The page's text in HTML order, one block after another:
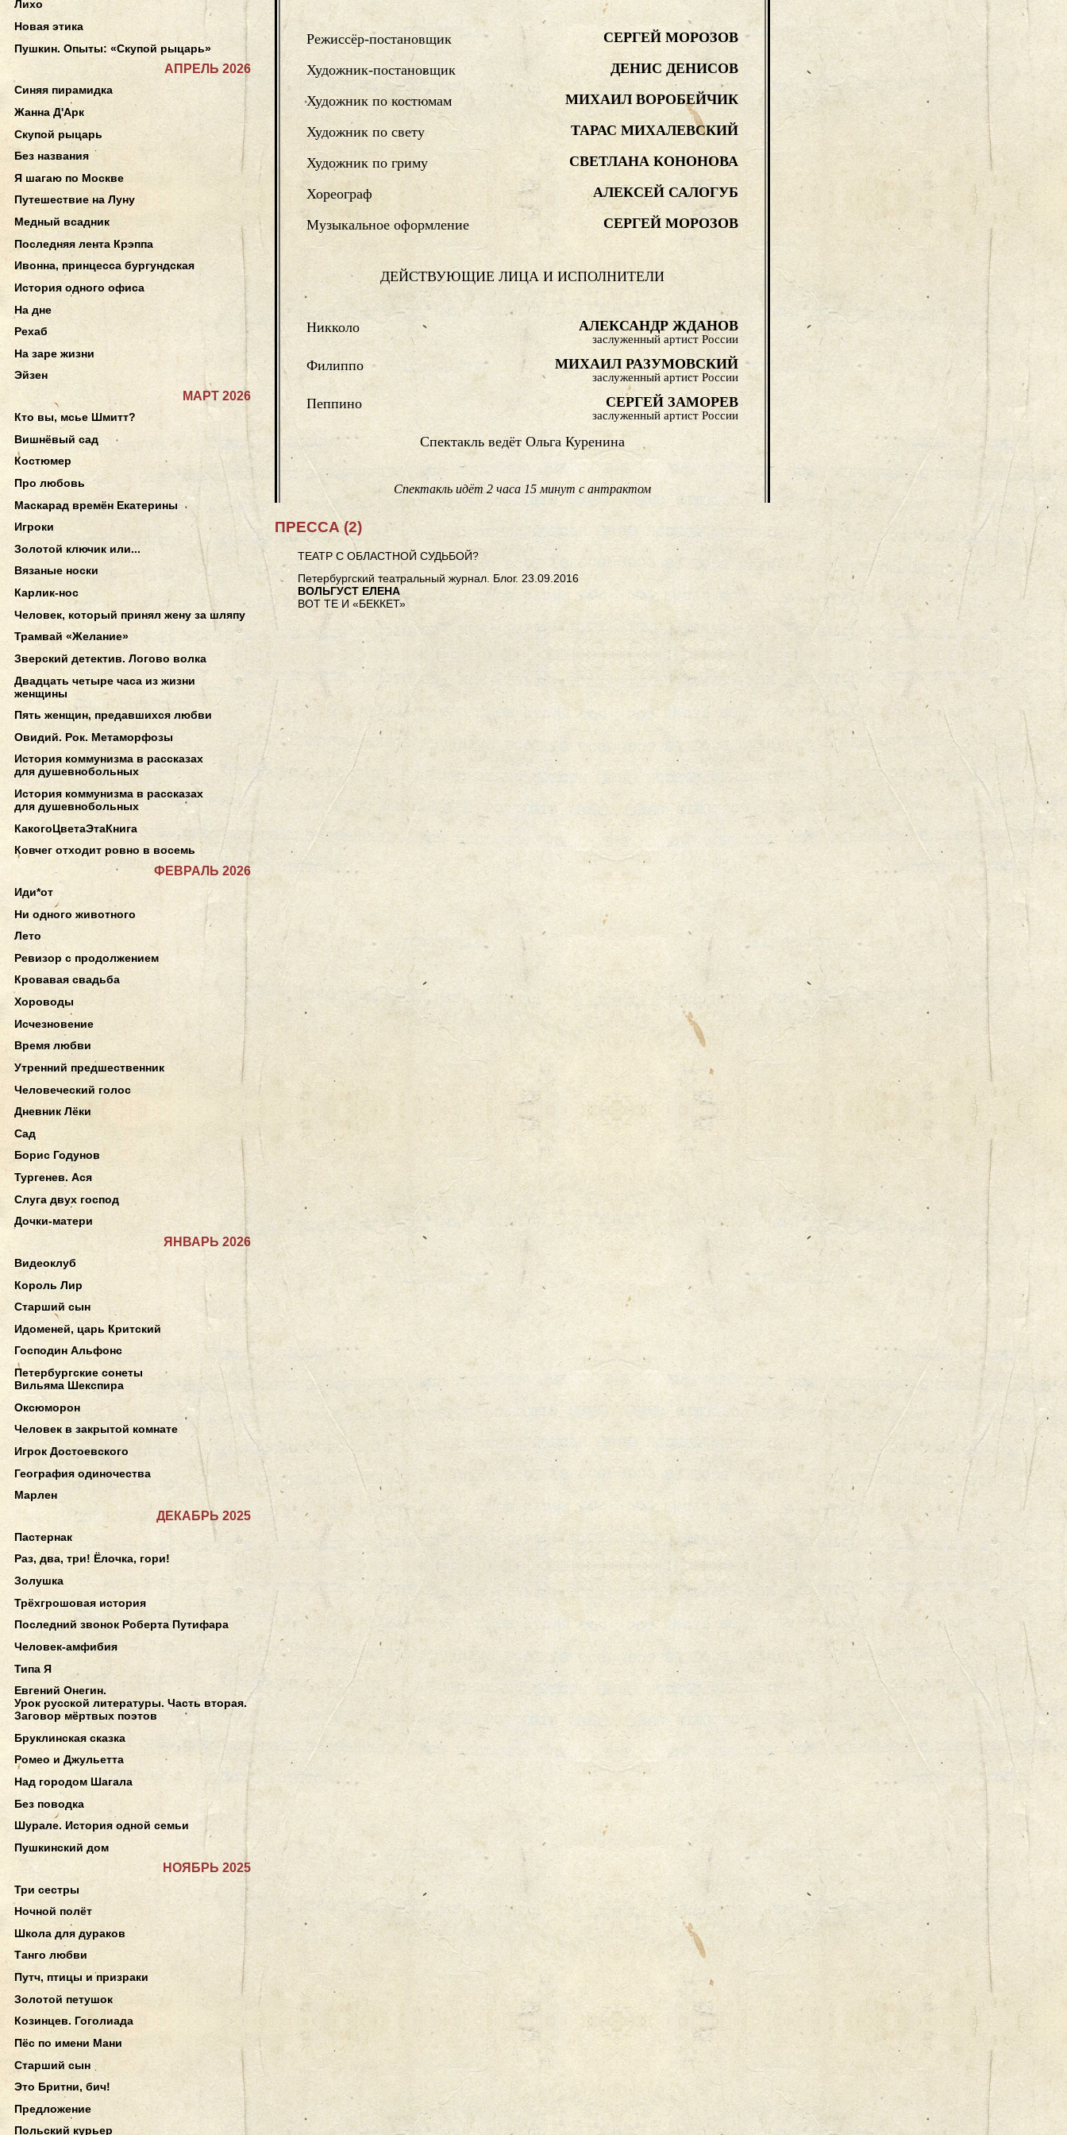
Режиссёр-постановщик СЕРГЕЙ МОРОЗОВ
Художник-постановщик ДЕНИС ДЕНИСОВ
Художник по костюмам МИХАИЛ ВОРОБЕЙЧИК
Художник по свету ТАРАС МИХАЛЕВСКИЙ
Художник по гриму СВЕТЛАНА КОНОНОВА
Хореограф АЛЕКСЕЙ САЛОГУБ
Музыкальное оформление СЕРГЕЙ МОРОЗОВ
ДЕЙСТВУЮЩИЕ ЛИЦА И ИСПОЛНИТЕЛИ
Никколо АЛЕКСАНДР ЖДАНОВ
заслуженный артист России
Филиппо МИХАИЛ РАЗУМОВСКИЙ
заслуженный артист России
Пеппино СЕРГЕЙ ЗАМОРЕВ
заслуженный артист России
Спектакль ведёт Ольга Куренина
Спектакль идёт 2 часа 15 минут с антрактом
ПРЕССА (2)
ТЕАТР С ОБЛАСТНОЙ СУДЬБОЙ?
Петербургский театральный журнал. Блог. 23.09.2016
ВОЛЬГУСТ ЕЛЕНА
ВОТ ТЕ И «БЕККЕТ»
Лихо
Новая этика
Пушкин. Опыты: «Скупой рыцарь»
АПРЕЛЬ 2026
Синяя пирамидка
Жанна Д'Арк
Скупой рыцарь
Без названия
Я шагаю по Москве
Путешествие на Луну
Медный всадник
Последняя лента Крэппа
Ивонна, принцесса бургундская
История одного офиса
На дне
Рехаб
На заре жизни
Эйзен
МАРТ 2026
Кто вы, мсье Шмитт?
Вишнёвый сад
Костюмер
Про любовь
Маскарад времён Екатерины
Игроки
Золотой ключик или...
Вязаные носки
Карлик-нос
Человек, который принял жену за шляпу
Трамвай «Желание»
Зверский детектив. Логово волка
Двадцать четыре часа из жизни
женщины
Пять женщин, предавшихся любви
Овидий. Рок. Метаморфозы
История коммунизма в рассказах
для душевнобольных
История коммунизма в рассказах
для душевнобольных
КакогоЦветаЭтаКнига
Ковчег отходит ровно в восемь
ФЕВРАЛЬ 2026
Иди*от
Ни одного животного
Лето
Ревизор с продолжением
Кровавая свадьба
Хороводы
Исчезновение
Время любви
Утренний предшественник
Человеческий голос
Дневник Лёки
Сад
Борис Годунов
Тургенев. Ася
Слуга двух господ
Дочки-матери
ЯНВАРЬ 2026
Видеоклуб
Король Лир
Старший сын
Идоменей, царь Критский
Господин Альфонс
Петербургские сонеты
Вильяма Шекспира
Оксюморон
Человек в закрытой комнате
Игрок Достоевского
География одиночества
Марлен
ДЕКАБРЬ 2025
Пастернак
Раз, два, три! Ёлочка, гори!
Золушка
Трёхгрошовая история
Последний звонок Роберта Путифара
Человек-амфибия
Типа Я
Евгений Онегин.
Урок русской литературы. Часть вторая.
Заговор мёртвых поэтов
Бруклинская сказка
Ромео и Джульетта
Над городом Шагала
Без поводка
Шурале. История одной семьи
Пушкинский дом
НОЯБРЬ 2025
Три сестры
Ночной полёт
Школа для дураков
Танго любви
Путч, птицы и призраки
Золотой петушок
Козинцев. Гоголиада
Пёс по имени Мани
Старший сын
Это Бритни, бич!
Предложение
Польский курьер